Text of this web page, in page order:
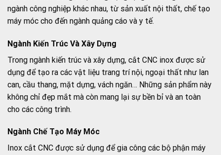
ngành công nghiệp khác nhau, từ sản xuất nội thất, chế tạo
máy móc cho đến ngành quảng cáo và y tế.
Ngành Kiến Trúc Và Xây Dựng
Trong ngành kiến trúc và xây dựng, cắt CNC inox được sử
dụng để tạo ra các vật liệu trang trí nội, ngoại thất như lan
can, cầu thang, mặt dựng, vách ngăn… Những sản phẩm này
không chỉ đẹp mắt mà còn mang lại sự bền bỉ và an toàn
cho các công trình.
Ngành Chế Tạo Máy Móc
Inox cắt CNC được sử dụng để gia công các bộ phận máy